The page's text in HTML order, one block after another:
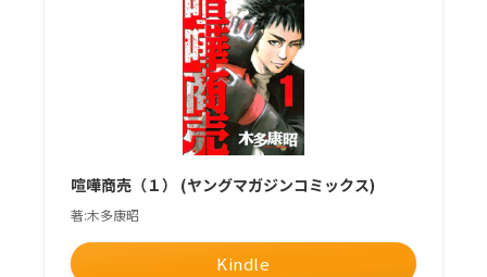
喧嘩商売（１） (ヤングマガジンコミックス)
著:木多康昭
Kindle